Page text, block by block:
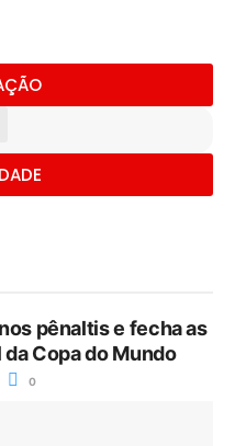
pênaltis e fecha as
Copa do Mundo
0